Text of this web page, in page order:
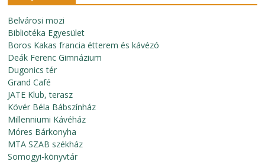
Belvárosi mozi
Bibliotéka Egyesület
Boros Kakas francia étterem és kávézó
Deák Ferenc Gimnázium
Dugonics tér
Grand Café
JATE Klub, terasz
Kövér Béla Bábszínház
Millenniumi Kávéház
Móres Bárkonyha
MTA SZAB székház
Somogyi-könyvtár